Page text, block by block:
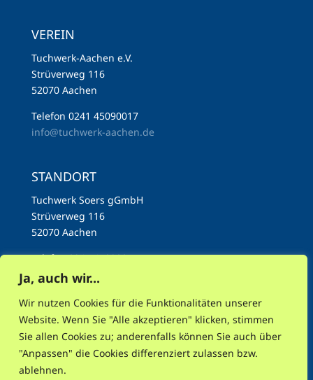
Ja, auch wir...
Wir nutzen Cookies für die Funktionalitäten unserer
Website. Wenn Sie "Alle akzeptieren" klicken, stimmen
Sie allen Cookies zu; anderenfalls können Sie auch über
"Anpassen" die Cookies differenziert zulassen bzw.
ablehnen.
VEREIN
Tuchwerk-Aachen e.V.
Strüverweg 116
52070 Aachen
Telefon 0241 45090017
info@tuchwerk-aachen.de
STANDORT
Tuchwerk Soers gGmbH
Strüverweg 116
52070 Aachen
Telefon 0241 45090017
info@tuchwerk-aachen.de
AKTUELLES NEWSLETTER
INSTAGRAM